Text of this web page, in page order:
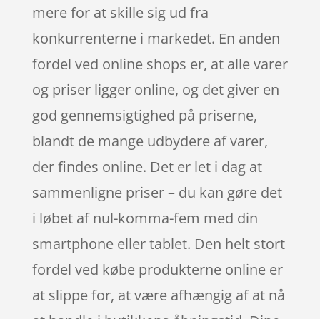
mere for at skille sig ud fra
konkurrenterne i markedet. En anden
fordel ved online shops er, at alle varer
og priser ligger online, og det giver en
god gennemsigtighed på priserne,
blandt de mange udbydere af varer,
der findes online. Det er let i dag at
sammenligne priser – du kan gøre det
i løbet af nul-komma-fem med din
smartphone eller tablet. Den helt stort
fordel ved købe produkterne online er
at slippe for, at være afhængig af at nå